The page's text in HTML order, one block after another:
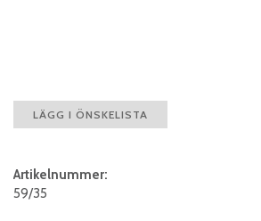
LÄGG I ÖNSKELISTA
Artikelnummer:
59/35